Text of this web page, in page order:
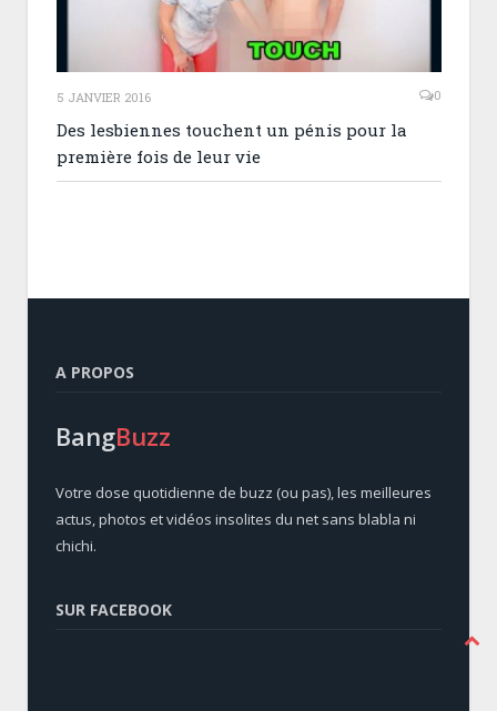
5 JANVIER 2016 0
Des lesbiennes touchent un pénis pour la
première fois de leur vie
A PROPOS
BangBuzz
Votre dose quotidienne de buzz (ou pas), les meilleures
actus, photos et vidéos insolites du net sans blabla ni
chichi.
SUR FACEBOOK